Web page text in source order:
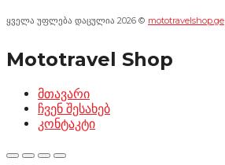
ყველა უფლება დაცულია 2026 © mototravelshop.ge
Mototravel Shop
მთავარი
ჩვენ შესახებ
კონტაკტი